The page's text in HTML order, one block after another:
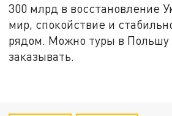
300 млрд в восстановление
мир, спокойствие и
рядом. Можно туры в
заказывать.